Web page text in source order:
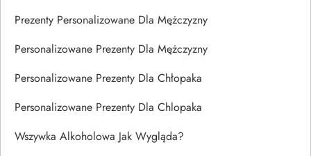
Prezenty Personalizowane Dla Mężczyzny
Personalizowane Prezenty Dla Mężczyzny
Personalizowane Prezenty Dla Chłopaka
Personalizowane Prezenty Dla Chlopaka
Wszywka Alkoholowa Jak Wygląda?